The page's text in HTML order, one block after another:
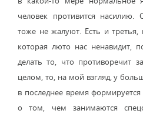
человек противится
тоже не жалуют. Есть и
которая люто нас
делать то, что противоречит
целом, то, на мой взгляд, у
в последнее время
о том, чем занимаются